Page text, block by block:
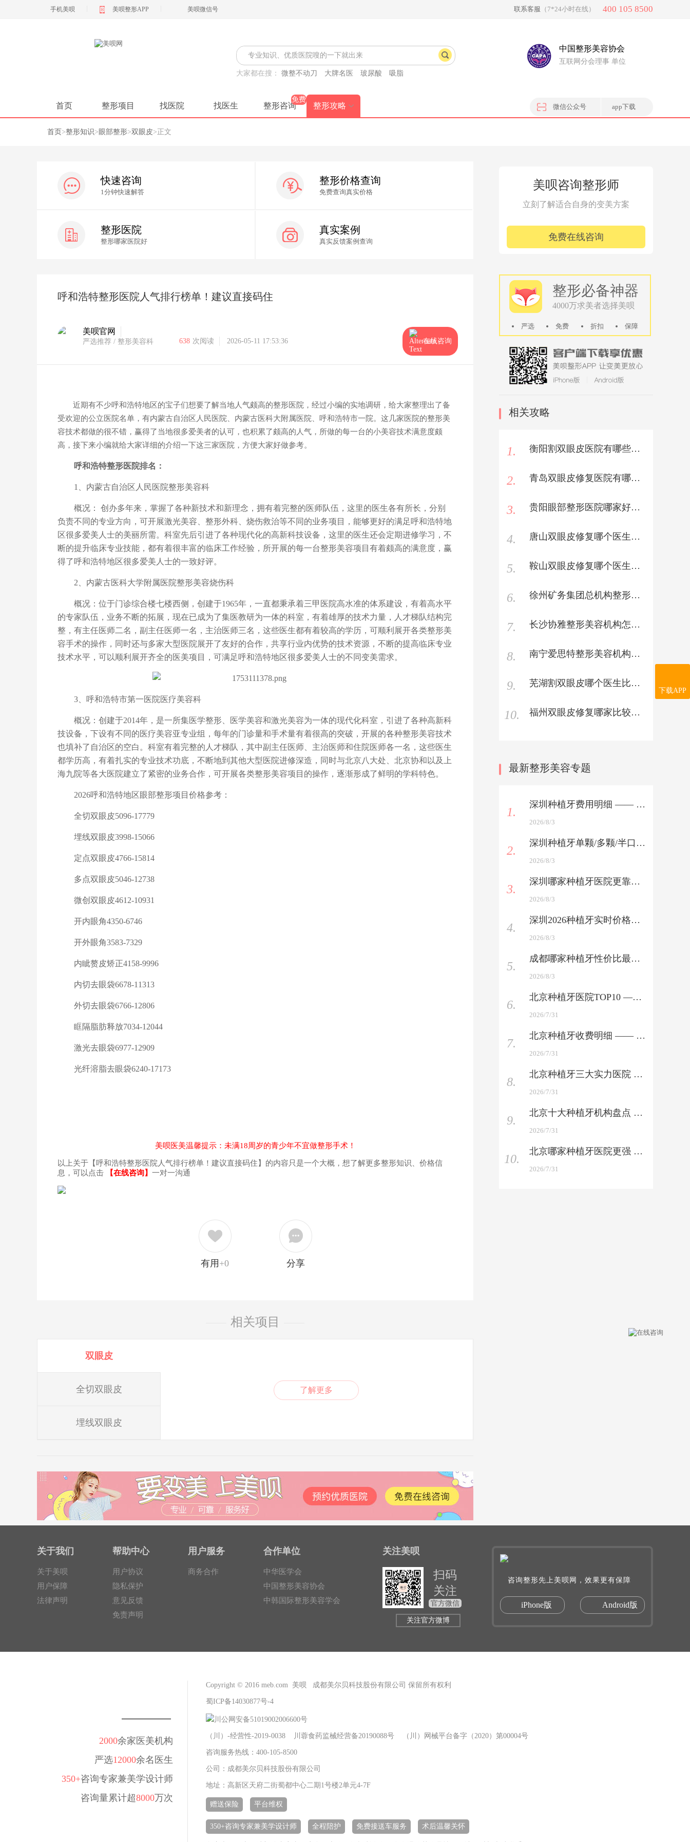
手机美呗 美呗整形APP 美呗微信号 400 105 8500
联系客服 （7*24小时在线）
大家都在搜： 微整不动刀 大牌名医 玻尿酸 吸脂
中国整形美容协会
互联网分会理事 单位
首页 整形项目 找医院 找医生 整形咨询
免费
整形攻略 微信公众号 app下载
下载APP
首页 >整形知识> 眼部整形>双眼皮> 正文
快速咨询
1分钟快速解答
整形价格查询
免费查询真实价格
整形医院
整形哪家医院好
真实案例
真实反馈案例查询
呼和浩特整形医院人气排行榜单！建议直接码住
美呗官网
严选推荐 / 整形美容科 638 次阅读 2026-05-11 17:53:36 在线咨询
近期有不少呼和浩特地区的宝子们想要了解当地人气颇高的整形医院，经过小编的实地调研，给大家整理出了备
受欢迎的公立医院名单，有内蒙古自治区人民医院、内蒙古医科大附属医院、呼和浩特市一院。这几家医院的整形美
容技术都做的很不错，赢得了当地很多爱美者的认可，也积累了颇高的人气，所做的每一台的小美容技术满意度颇
高，接下来小编就给大家详细的介绍一下这三家医院，方便大家好做参考。
呼和浩特整形医院排名：
1、内蒙古自治区人民医院整形美容科
概况：
创办多年来，掌握了各种新技术和新理念，拥有着完整的医师队伍，这里的医生各有所长，分别
负责不同的专业方向，可开展激光美容、整形外科、烧伤救治等不同的业务项目，能够更好的满足呼和浩特地
区很多爱美人士的美丽所需。科室先后引进了各种现代化的高新科技设备，这里的医生还会定期进修学习，不
断的提升临床专业技能，都有着很丰富的临床工作经验，所开展的每一台整形美容项目有着颇高的满意度，赢
得了呼和浩特地区很多爱美人士的一致好评。
2、内蒙古医科大学附属医院整形美容烧伤科
概况：位于门诊综合楼七楼西侧，创建于1965年，一直都秉承着三甲医院高水准的体系建设，有着高水平
的专家队伍，业务不断的拓展，现在已成为了集医教研为一体的科室，有着雄厚的技术力量，人才梯队结构完
整，有主任医师二名，副主任医师一名，主治医师三名，这些医生都有着较高的学历，可顺利展开各类整形美
容手术的操作，同时还与多家大型医院展开了友好的合作，共享行业内优势的技术资源，不断的提高临床专业
技术水平，可以顺利展开齐全的医美项目，可满足呼和浩特地区很多爱美人士的不同变美需求。
3、呼和浩特市第一医院医疗美容科
概况：创建于2014年，是一所集医学整形、医学美容和激光美容为一体的现代化科室，引进了各种高新科
技设备，下设有不同的医疗美容亚专业组，每年的门诊量和手术量有着很高的突破，开展的各种整形美容技术
也填补了自治区的空白。科室有着完整的人才梯队，其中副主任医师、主治医师和住院医师各一名，这些医生
都学历高，有着扎实的专业技术功底，不断地到其他大型医院进修深造，同时与北京八大处、北京协和以及上
海九院等各大医院建立了紧密的业务合作，可开展各类整形美容项目的操作，逐渐形成了鲜明的学科特色。
2026呼和浩特地区眼部整形项目价格参考：
全切双眼皮5096-17779
埋线双眼皮3998-15066
定点双眼皮4766-15814
多点双眼皮5046-12738
微创双眼皮4612-10931
开内眼角4350-6746
开外眼角3583-7329
内眦赘皮矫正4158-9996
内切去眼袋6678-11313
外切去眼袋6766-12806
眶隔脂肪释放7034-12044
激光去眼袋6977-12909
光纤溶脂去眼袋6240-17173
美呗医美温馨提示：未满18周岁的青少年不宜做整形手术！
以上关于【呼和浩特整形医院人气排行榜单！建议直接码住】的内容只是一个大概，想了解更多整形知识、价格信
息，可以点击
【在线咨询】 一对一沟通
有用 +0 分享
相关项目
双眼皮
全切双眼皮
埋线双眼皮
了解更多
美呗咨询整形师
立刻了解适合自身的变美方案
免费在线咨询
整形必备神器
4000万求美者选择美呗
严选 免费 折扣 保障
相关攻略
1. 衡阳割双眼皮医院有哪些医院好？
2. 青岛双眼皮修复医院有哪些医院好？
3. 贵阳眼部整形医院哪家好？贵阳眼部整形医院哪里好推荐
4. 唐山双眼皮修复哪个医生好？唐山双眼皮修复手术专家哪里好名单推荐
5. 鞍山双眼皮修复哪个医生好？鞍山双眼皮修复手术专家哪里好名单推荐
6. 徐州矿务集团总机构整形美容机构怎么样？2021徐州矿务集团总机构双眼皮价格表
7. 长沙协雅整形美容机构怎么样？2021长沙协雅双眼皮价格表
8. 南宁爱思特整形美容机构怎么样？2021南宁爱思特双眼皮价格表
9. 芜湖割双眼皮哪个医生比较好？芜湖有名的双眼皮手术医生哪家好推荐
10. 福州双眼皮修复哪家比较好？福州双眼皮修复手术医院有哪些推荐
最新整形美容专题
1.
深圳种植牙费用明细 —— 植体+服务费全解析
2026/8/3
2.
深圳种植牙单颗/多颗/半口/全口报价 —— 一表看懂
2026/8/3
3.
深圳哪家种植牙医院更靠谱 —— 医生技术与术后服务双考核
2026/8/3
4.
深圳2026种植牙实时价格查询 —— 最新行情速递
2026/8/3
5.
成都哪家种植牙性价比最高 —— 技术好+价格优，整友力荐
2026/8/3
6.
北京种植牙医院TOP10 —— 公立+私立全覆盖，含医生介绍
2026/7/31
7.
北京种植牙收费明细 —— 国产与进口品牌全收录
2026/7/31
8.
北京种植牙三大实力医院 —— 权威榜单上新，你会选哪家
2026/7/31
9.
北京十大种植牙机构盘点 —— 口碑与技术硬碰硬对比
2026/7/31
10.
北京哪家种植牙医院更强 —— 技术与性价比双重实测
2026/7/31
关于我们
关于美呗
用户保障
法律声明
帮助中心
用户协议
隐私保护
意见反馈
免责声明
用户服务
商务合作
合作单位
中华医学会
中国整形美容协会
中韩国际整形美容学会
关注美呗
扫码
关注
官方微信
关注官方微博
咨询整形先上美呗网，效果更有保障
iPhone版 Android版
2000余家医美机构
严选12000余名医生
350+咨询专家兼美学设计师
咨询量累计超8000万次
Copyright © 2016 meb.com 美呗 成都美尔贝科技股份有限公司 保留所有权利
蜀ICP备14030877号-4
川公网安备51019002006600号
（川）-经营性-2019-0038 川蓉食药监械经营备20190088号 （川）网械平台备字（2020）第00004号
咨询服务热线：400-105-8500
公司：成都美尔贝科技股份有限公司
地址：高新区天府二街蜀都中心二期1号楼2单元4-7F
赠送保险 平台维权
350+咨询专家兼美学设计师 全程陪护 免费接送车服务 术后温馨关怀